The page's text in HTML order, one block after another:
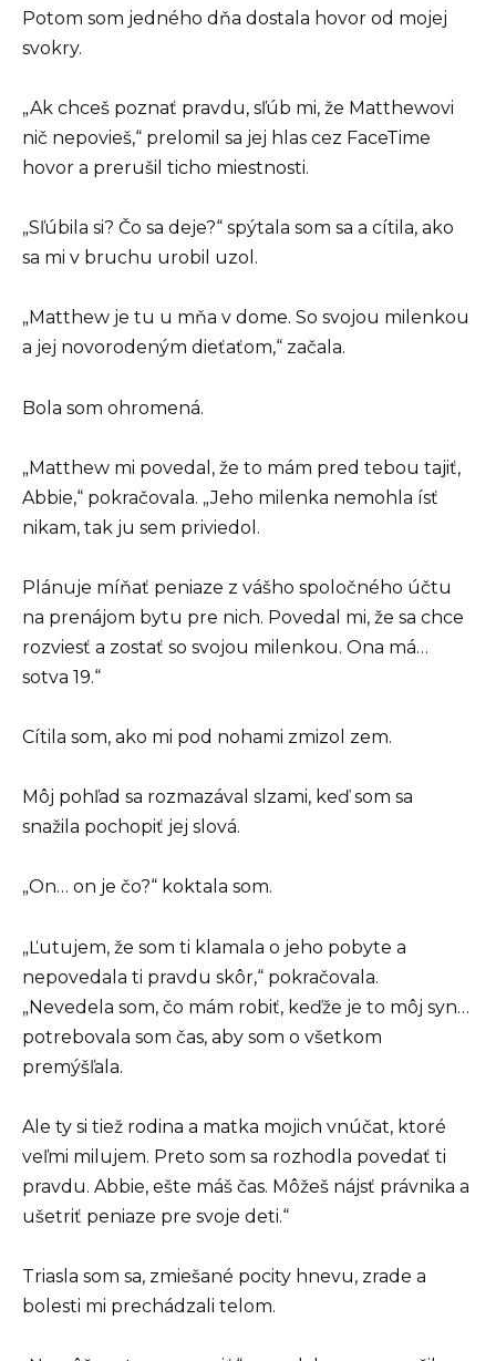
Potom som jedného dňa dostala hovor od mojej
svokry.
„Ak chceš poznať pravdu, sľúb mi, že Matthewovi
nič nepovieš,“ prelomil sa jej hlas cez FaceTime
hovor a prerušil ticho miestnosti.
„Sľúbila si? Čo sa deje?“ spýtala som sa a cítila, ako
sa mi v bruchu urobil uzol.
„Matthew je tu u mňa v dome. So svojou milenkou
a jej novorodeným dieťaťom,“ začala.
Bola som ohromená.
„Matthew mi povedal, že to mám pred tebou tajiť,
Abbie,“ pokračovala. „Jeho milenka nemohla ísť
nikam, tak ju sem priviedol.
Plánuje míňať peniaze z vášho spoločného účtu
na prenájom bytu pre nich. Povedal mi, že sa chce
rozviesť a zostať so svojou milenkou. Ona má…
sotva 19.“
Cítila som, ako mi pod nohami zmizol zem.
Môj pohľad sa rozmazával slzami, keď som sa
snažila pochopiť jej slová.
„On… on je čo?“ koktala som.
„Ľutujem, že som ti klamala o jeho pobyte a
nepovedala ti pravdu skôr,“ pokračovala.
„Nevedela som, čo mám robiť, keďže je to môj syn…
potrebovala som čas, aby som o všetkom
premýšľala.
Ale ty si tiež rodina a matka mojich vnúčat, ktoré
veľmi milujem. Preto som sa rozhodla povedať ti
pravdu. Abbie, ešte máš čas. Môžeš nájsť právnika a
ušetriť peniaze pre svoje deti.“
Triasla som sa, zmiešané pocity hnevu, zrade a
bolesti mi prechádzali telom.